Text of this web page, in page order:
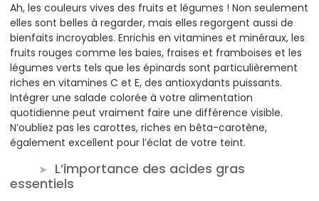
Ah, les couleurs vives des fruits et légumes ! Non seulement
elles sont belles à regarder, mais elles regorgent aussi de
bienfaits incroyables. Enrichis en vitamines et minéraux, les
fruits rouges comme les baies, fraises et framboises et les
légumes verts tels que les épinards sont particulièrement
riches en vitamines C et E, des antioxydants puissants.
Intégrer une salade colorée à votre alimentation
quotidienne peut vraiment faire une différence visible.
N’oubliez pas les carottes, riches en bêta-carotène,
également excellent pour l’éclat de votre teint.
L’importance des acides gras
essentiels